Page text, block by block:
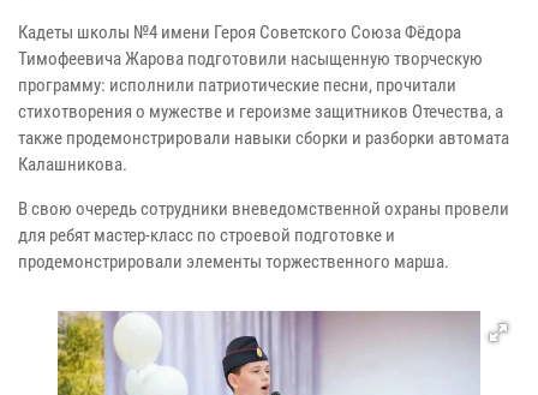
Кадеты школы №4 имени Героя Советского Союза Фёдора
Тимофеевича Жарова подготовили насыщенную творческую
программу: исполнили патриотические песни, прочитали
стихотворения о мужестве и героизме защитников Отечества, а
также продемонстрировали навыки сборки и разборки автомата
Калашникова.
В свою очередь сотрудники вневедомственной охраны провели
для ребят мастер-класс по строевой подготовке и
продемонстрировали элементы торжественного марша.